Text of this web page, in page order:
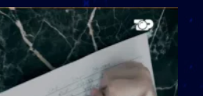
e BB VIP: Do më
mëngjesit kur…